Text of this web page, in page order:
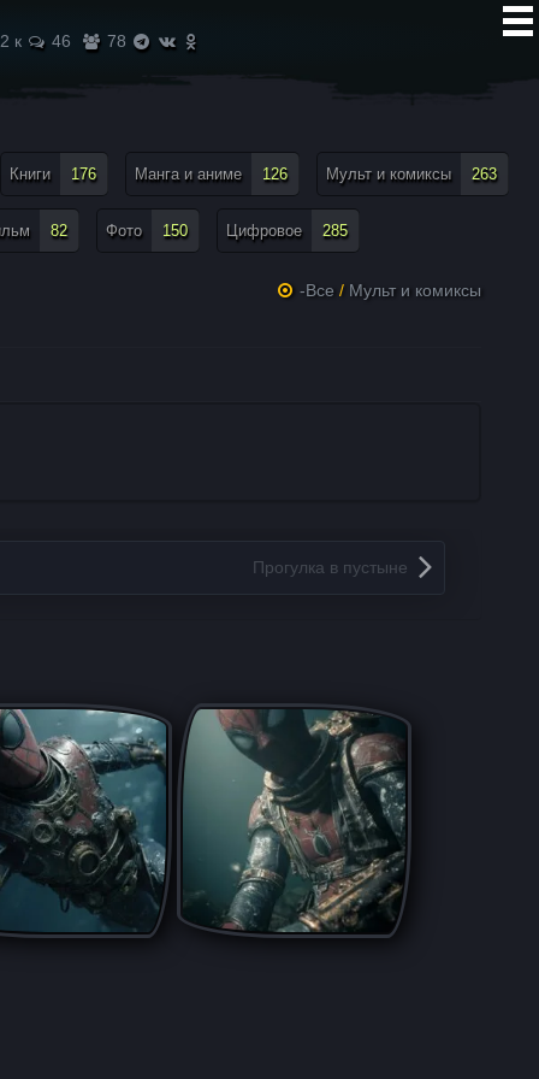
2 к 46 78
Книги 176 Манга и аниме 126 Мульт и комиксы 263
82 Фото 150 Цифровое 285
-Все / Мульт и комиксы
Прогулка в пустыне